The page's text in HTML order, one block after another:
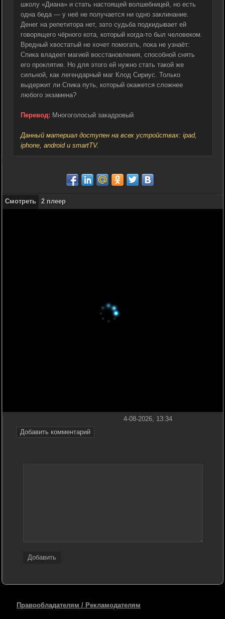
школу «Диана» и стать настоящей волшебницей, но есть
одна беда — у неё не получается ни одно заклинание.
Денег на репетитора нет, зато судьба подкидывает ей
говорящего чёрного кота, который когда-то был человеком.
Вредный хвостатый не хочет помогать, пока не узнаёт:
Спика владеет магией восстановления, способной снять
его проклятие. Но для этого ей нужно стать такой же
сильной, как легендарный маг Клод Сириус. Только
выдержит ли Спика путь, который окажется сложнее
любого экзамена?
Перевод: Многоголосый закадровый
Данный материал доступен на всех устройствах: ipad,
iphone, android и smartTV.
Смотреть 2 плеер
Добавить комментарий
4-08-2026, 13:34
Добавить
Правообладателям / Рекламодателям